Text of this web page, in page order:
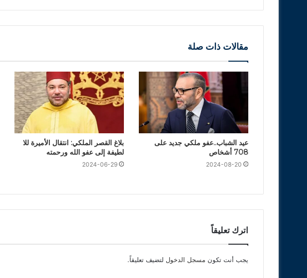
مقالات ذات صلة
عيد الشباب..عفو ملكي جديد على
708 أشخاص
2024-08-20
بلاغ القصر الملكي: انتقال الأميرة للا
لطيفة إلى عفو الله ورحمته
2024-06-29
اترك تعليقاً
يجب أنت تكون مسجل الدخول لتضيف تعليقاً.